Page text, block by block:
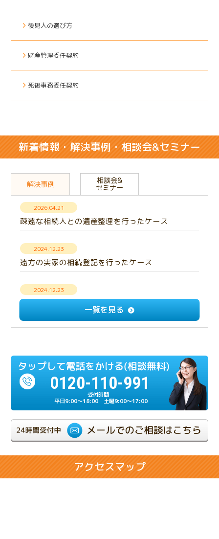
後見人の選び方
財産管理委任契約
死後事務委任契約
新着情報・解決事例・相談会&セミナー
解決事例
2026.04.21
疎遠な相続人との遺産整理を行ったケース
2024.12.23
遠方の実家の相続登記を行ったケース
2024.12.23
【解決事例】意思疎通できない相続人との遺産分
割・成年後見手続き
多額の負債を相続放棄したケース
2024.07.17
相続人の一人が重度の認知症だったケース
2024.06.21
相続が複雑化しやすい兄弟相続のケース
相続人同士の折り合いが悪いケース
一覧を見る
相談会&
セミナー
0120-110-991
平日9:00～18:00 土曜9:00～17:00
アクセスマップ